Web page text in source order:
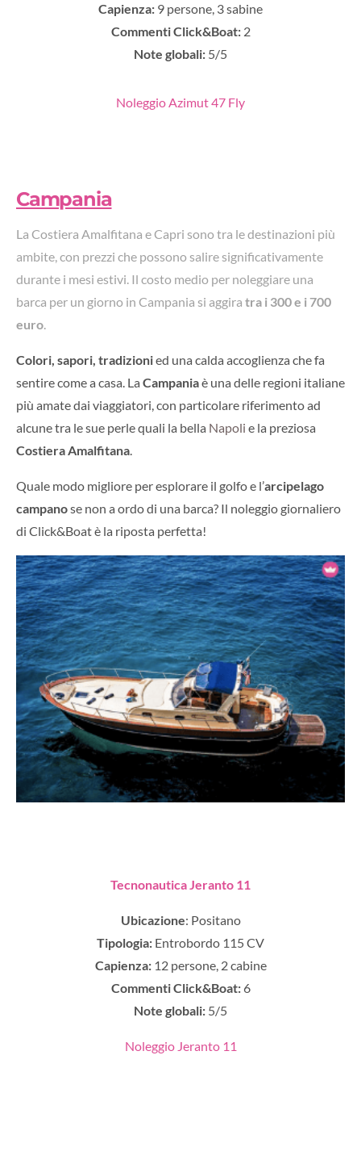
Capienza: 9 persone, 3 sabine
Commenti Click&Boat: 2
Note globali: 5/5
Noleggio Azimut 47 Fly
Campania
La Costiera Amalfitana e Capri sono tra le destinazioni più
ambite, con prezzi che possono salire significativamente
durante i mesi estivi. Il costo medio per noleggiare una
barca per un giorno in Campania si aggira tra i 300 e i 700
euro.
Colori, sapori, tradizionied una calda accoglienza che fa
sentire come a casa. La Campaniaè una delle regioni italiane
più amate dai viaggiatori, con particolare riferimento ad
alcune tra le sue perle quali la bella Napoli e la preziosa
Costiera Amalfitana.
Quale modo migliore per esplorare il golfo e l’arcipelago
campanose non a ordo di una barca? Il noleggio giornaliero
di Click&Boat è la riposta perfetta!
Tecnonautica Jeranto 11
Ubicazione: Positano
Tipologia: Entrobordo 115 CV
Capienza: 12 persone, 2 cabine
Commenti Click&Boat: 6
Note globali: 5/5
Noleggio Jeranto 11